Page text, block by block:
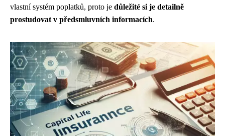
vlastní systém poplatků, proto je důležité si je detailně
prostudovat v předsmluvních informacích.